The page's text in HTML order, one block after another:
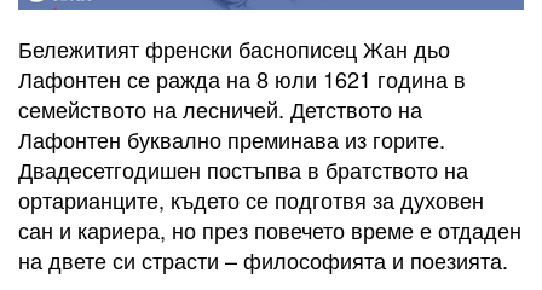
Бележитият френски баснописец Жан дьо
Лафонтен се ражда на 8 юли 1621 година в
семейството на лесничей. Детството на
Лафонтен буквално преминава из горите.
Двадесетгодишен постъпва в братството на
ортарианците, където се подготвя за духовен
сан и кариера, но през повечето време е отдаден
на двете си страсти – философията и поезията.